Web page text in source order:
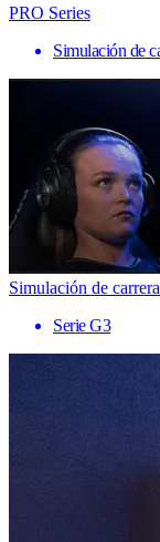
PRO Series
Simulación de
Simulación de
Serie G3